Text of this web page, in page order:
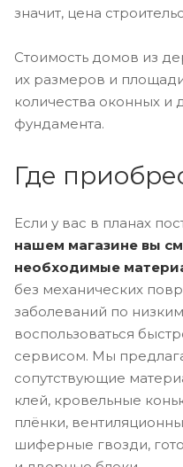
значит, цена
Стоимость домов из
их размеров и
количества оконных
фундамента.
Где
Если у вас в планах
нашем магазине вы
необходимые
без механических
заболеваний по
воспользоваться
сервисом. Мы
сопутствующие
клей, кровельные
плёнки,
шиферные гвозди,